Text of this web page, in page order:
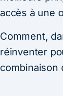
accès à une
Comment,
réinventer
combinaison